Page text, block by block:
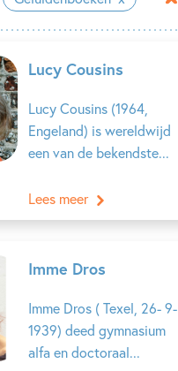
Voornaam (A-Z)
Voornaam (Z-A)
Lucy Cousins
Lucy Cousins (1964,
Engeland) is wereldwijd
een van de bekendste...
Lees meer
Imme Dros
Imme Dros ( Texel, 26- 9-
1939) deed gymnasium
alfa en doctoraal...